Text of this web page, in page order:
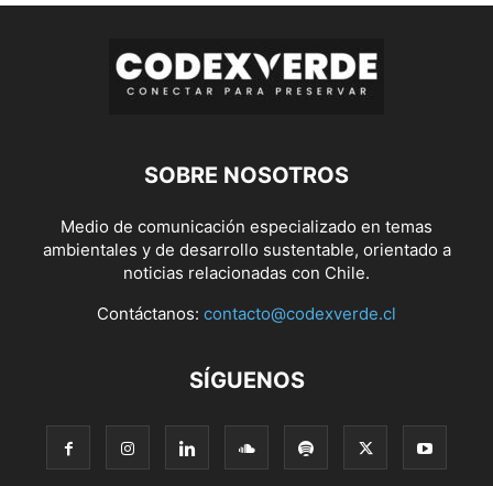
SOBRE NOSOTROS
Medio de comunicación especializado en temas
ambientales y de desarrollo sustentable, orientado a
noticias relacionadas con Chile.
Contáctanos: contacto@codexverde.cl
SÍGUENOS